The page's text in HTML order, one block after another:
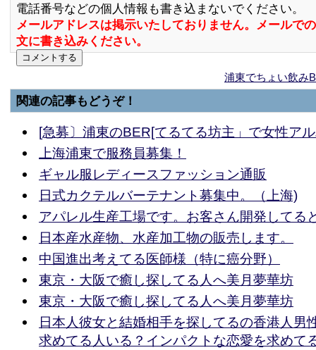
電話番号などの個人情報も書き込まないでください。
メールアドレスは掲示いたしておりません。メールで
文に書き込みください。
浦東でちょい飲み
関連の記事もどうぞ！
[急募〕浦東のBER[てるてる坊主」で女性ア
上海浦東で服務員募集！
ギャル服レディースファッション通販
日式カクテルバーテナント募集中。（上海)
アパレル生産工場です。お客さん開発してる
日本産水産物、水産加工物の販売します。
中国進出考えてる医師様（特に癌分野）
東京・大阪で癒し探してる人へ美月夢華坊
東京・大阪で癒し探してる人へ美月夢華坊
日本人彼女と結婚相手を探してるの香港人男
求めてる人いる？インパクトな恋愛を求めて